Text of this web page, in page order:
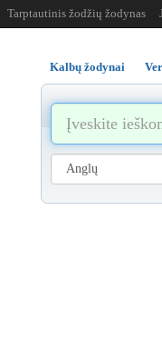
Tarptautinis žodžių žodynas
Kalbų žodynai